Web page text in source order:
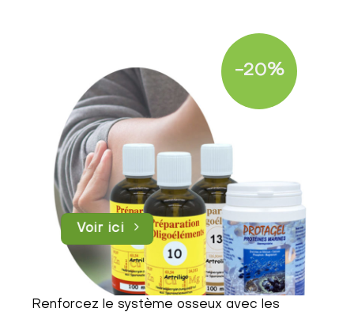
Voir ici
-20%
Renforcez le système osseux avec les